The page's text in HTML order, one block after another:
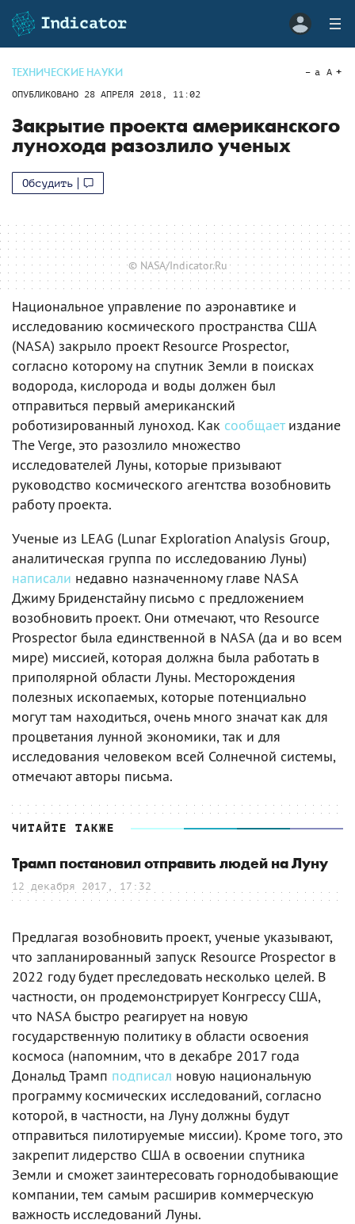
ТЕХНИЧЕСКИЕ НАУКИ
ОПУБЛИКОВАНО 28 АПРЕЛЯ 2018, 11:02
a A
Закрытие проекта американского
лунохода разозлило ученых
Обсудить
© NASA/Indicator.Ru
Национальное управление по аэронавтике и
исследованию космического пространства США
(NASA) закрыло проект Resource Prospector,
согласно которому на спутник Земли в поисках
водорода, кислорода и воды должен был
отправиться первый американский
роботизированный луноход. Как сообщаетиздание
The Verge, это разозлило множество
исследователей Луны, которые призывают
руководство космического агентства возобновить
работу проекта.
Ученые из LEAG (Lunar Exploration Analysis Group,
аналитическая группа по исследованию Луны)
написали недавно назначенному главе NASA
Джиму Бриденстайну письмо c предложением
возобновить проект. Они отмечают, что Resource
Prospector была единственной в NASA (да и во всем
мире) миссией, которая должна была работать в
приполярной области Луны. Месторождения
полезных ископаемых, которые потенциально
могут там находиться, очень много значат как для
процветания лунной экономики, так и для
исследования человеком всей Солнечной системы,
отмечают авторы письма.
ЧИТАЙТЕ ТАКЖЕ
Трамп постановил отправить людей на Луну
12 декабря 2017, 17:32
Предлагая возобновить проект, ученые указывают,
что запланированный запуск Resource Prospector в
2022 году будет преследовать несколько целей. В
частности, он продемонстрирует Конгрессу США,
что NASA быстро реагирует на новую
государственную политику в области освоения
космоса (напомним, что в декабре 2017 года
Дональд Трамп подписал новую национальную
программу космических исследований, согласно
которой, в частности, на Луну должны будут
отправиться пилотируемые миссии). Кроме того, это
закрепит лидерство США в освоении спутника
Земли и сможет заинтересовать горнодобывающие
компании, тем самым расширив коммерческую
важность исследований Луны.